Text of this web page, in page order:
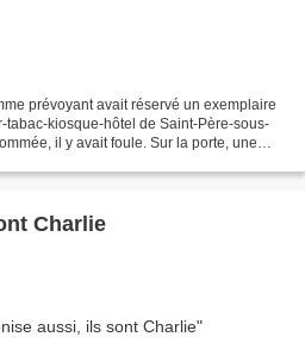
prévoyant avait réservé un exemplaire
tabac-kiosque-hôtel de Saint-Père-sous-
il y avait foule. Sur la porte, une
Charlie